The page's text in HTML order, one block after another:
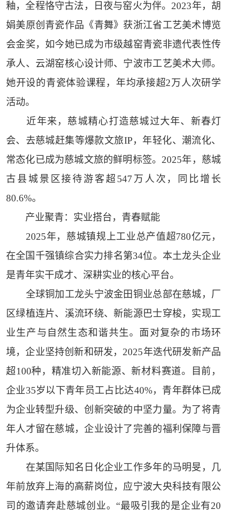
釉，全程恪守古法，日夜与窑火为伴。2023年，胡
娟美原创青瓷作品《青舞》获浙江省工艺美术博览
会金奖，如今她已成为市级越窑青瓷非遗代表性传
承人、云湖窑核心设计师、宁波市工艺美术大师。
她开设的青瓷体验课程，年均承接超2万人次研学
活动。
近年来，慈城精心打造慈城过大年、新春灯
会、去慈城赶集等爆款文旅IP，年轻化、潮流化、
常态化已成为慈城文旅的鲜明标签。2025年，慈城
古县城景区接待游客超547万人次，同比增长
80.6%。
产业聚青：实业搭台，青春赋能
2025年，慈城镇规上工业总产值超780亿元，
在全国千强镇综合实力排名第34位。本土龙头企业
是青年实干成才、深耕实业的核心平台。
全球铜加工龙头宁波金田铜业总部在慈城，厂
区绿植连片、溪流环绕、新能源巴士穿梭，实现工
业生产与自然生态和谐共生。面对复杂的市场环
境，企业坚持创新和研发，2025年迭代研发新产品
超100种，精准切入新能源、新材料赛道。目前，
企业35岁以下青年员工占比达40%，青年群体已成
为企业转型升级、创新突破的中坚力量。为了将青
年人才留在慈城，企业设计了完善的福利保障与晋
升体系。
在某国际知名日化企业工作多年的马明旻，几
年前放弃上海的高薪岗位，应宁波大央科技有限公
司的邀请奔赴慈城创业。“最吸引我的是企业有20